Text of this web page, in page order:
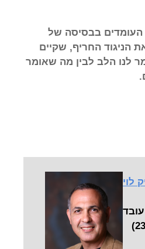
העומדים בבסיסה של
הניגוד החריף, שקיים
לנו הלב לבין מה שאומר
לוי